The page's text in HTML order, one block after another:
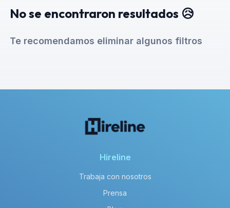
No se encontraron resultados 😥
Te recomendamos eliminar algunos filtros
Hireline
Trabaja con nosotros
Prensa